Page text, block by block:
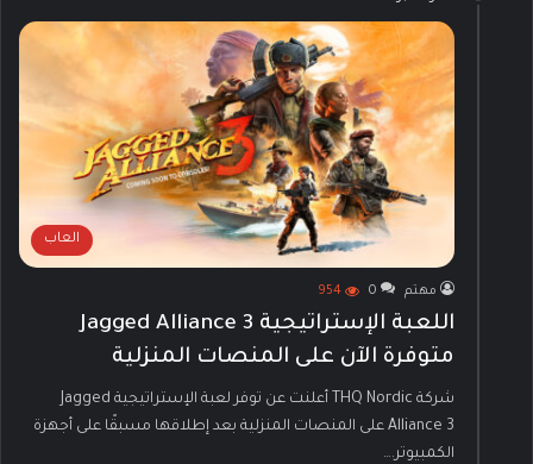
العاب
مهتم 0
954
اللعبة الإستراتيجية Jagged Alliance 3
متوفرة الآن على المنصات المنزلية
شركة THQ Nordic أعلنت عن توفر لعبة الإستراتيجية Jagged
Alliance 3 على المنصات المنزلية بعد إطلاقها مسبقًا على أجهزة
الكمبيوتر.…